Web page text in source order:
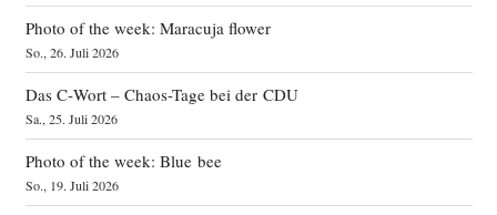
Photo of the week: Maracuja flower
So., 26. Juli 2026
Das C‑Wort – Chaos-Tage bei der CDU
Sa., 25. Juli 2026
Photo of the week: Blue bee
So., 19. Juli 2026